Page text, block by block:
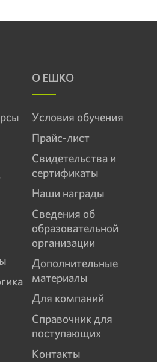
О ЕШКО
Условия обучения
Прайс-лист
Свидетельства и
сертификаты
Наши награды
Сведения об
образовательной
организации
Дополнительные
материалы
Для компаний
Справочник для
поступающих
Контакты